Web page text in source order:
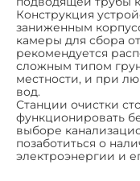
Конструкция
заниженным
камеры для сбора
рекомендуется
сложным типом
местности, и при
вод.
Станции очистки
функционировать
выборе
позаботиться о
электроэнергии и